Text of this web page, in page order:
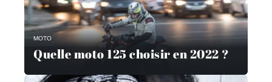
MOTO
Quelle moto 125 choisir en 2022 ?